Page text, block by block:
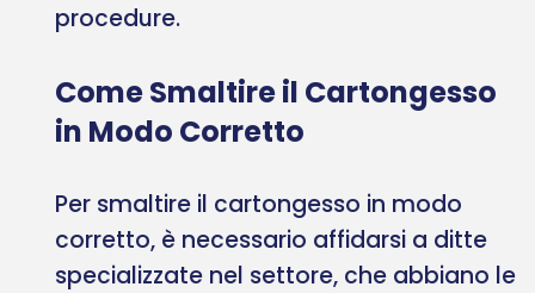
procedure.
Come Smaltire il Cartongesso
in Modo Corretto
Per smaltire il cartongesso in modo
corretto, è necessario affidarsi a ditte
specializzate nel settore, che abbiano le